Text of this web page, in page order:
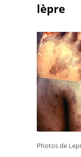
lèpre
Photos de